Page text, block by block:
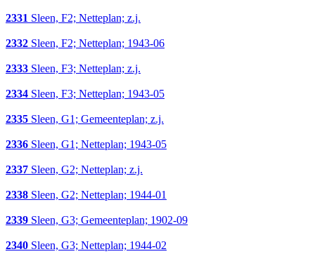
2331 Sleen, F2; Netteplan; z.j.
2332 Sleen, F2; Netteplan; 1943-06
2333 Sleen, F3; Netteplan; z.j.
2334 Sleen, F3; Netteplan; 1943-05
2335 Sleen, G1; Gemeenteplan; z.j.
2336 Sleen, G1; Netteplan; 1943-05
2337 Sleen, G2; Netteplan; z.j.
2338 Sleen, G2; Netteplan; 1944-01
2339 Sleen, G3; Gemeenteplan; 1902-09
2340 Sleen, G3; Netteplan; 1944-02